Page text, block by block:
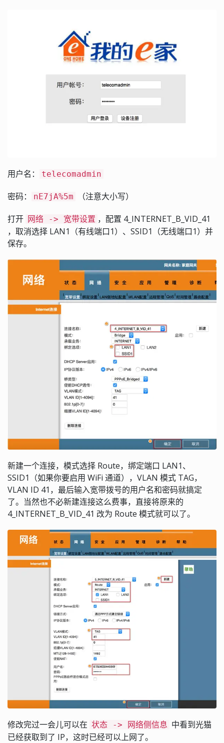
用户名： telecomadmin
密码： nE7jA%5m （注意大小写）
打开 网络 -> 宽带设置 ，配置 4_INTERNET_B_VID_41
，取消选择 LAN1（有线端口1）、SSID1（无线端口1）并
保存。
新建一个连接，模式选择 Route，绑定端口 LAN1、
SSID1（如果你要启用 WiFi 通道），VLAN 模式 TAG，
VLAN ID 41，最后输入宽带拨号的用户名和密码就搞定
了。当然也不必新建连接这么费事，直接将原来的
4_INTERNET_B_VID_41 改为 Route 模式就可以了。
修改完过一会儿可以在 状态 -> 网络侧信息 中看到光猫
已经获取到了 IP，这时已经可以上网了。